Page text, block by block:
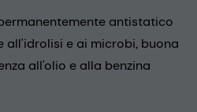
antistatico
all'idrolisi e ai microbi, buona
all'olio e alla benzina